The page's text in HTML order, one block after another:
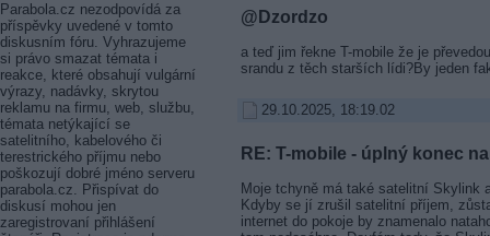
Parabola.cz nezodpovídá za
příspěvky uvedené v tomto
diskusním fóru. Vyhrazujeme
si právo smazat témata i
reakce, které obsahují vulgární
výrazy, nadávky, skrytou
reklamu na firmu, web, službu,
témata netýkající se
satelitního, kabelového či
terestrického příjmu nebo
poškozují dobré jméno serveru
parabola.cz. Přispívat do
diskusí mohou jen
zaregistrovaní přihlášení
@Dzordzo
a teď jim řekne T-mobile že je
srandu z těch starších lídi?By jeden
29.10.2025, 18:19.02
RE: T-mobile - úplný konec
Moje tchyně má také satelitní Skylink
Kdyby se jí zrušil satelitní příjem,
internet do pokoje by znamenalo